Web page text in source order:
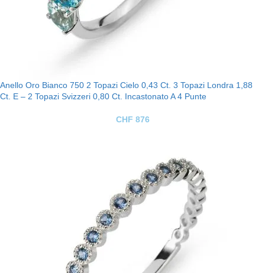
Anello Oro Bianco 750 2 Topazi Cielo 0,43 Ct. 3 Topazi Londra 1,88
Ct. E – 2 Topazi Svizzeri 0,80 Ct. Incastonato A 4 Punte
CHF 876